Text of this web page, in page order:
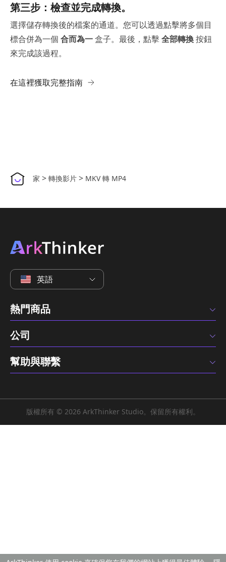
第三步：檢查並完成轉換。
選擇儲存轉換後的檔案的通道。您可以透過點擊將多個目
標合併為一個 合而為一盒子。最後，點擊全部轉換按鈕
來完成該過程。
在這裡獲取完整指南